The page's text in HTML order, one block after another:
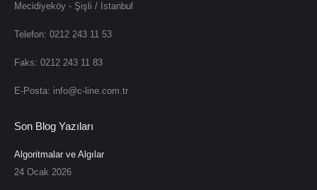
Mecidiyeköy - Şişli / Istanbul
Telefon: 0212 243 11 53
Faks: 0212 243 11 83
E-Posta: info@c-line.com.tr
Son Blog Yazıları
Algoritmalar ve Algılar
24 Ocak 2026